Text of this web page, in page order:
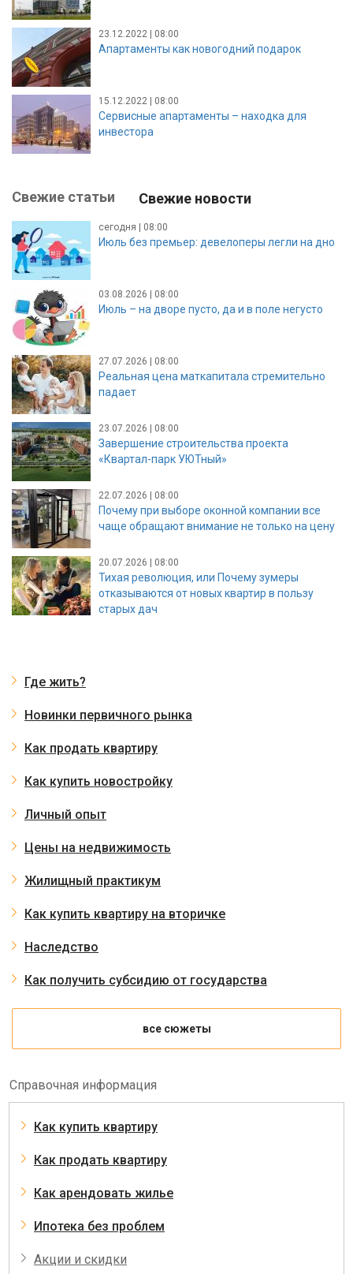
23.12.2022 | 08:00
Апартаменты как новогодний подарок
15.12.2022 | 08:00
Сервисные апартаменты – находка для
инвестора
Свежие статьи Свежие новости
сегодня | 08:00
Июль без премьер: девелоперы легли на дно
03.08.2026 | 08:00
Июль – на дворе пусто, да и в поле негусто
27.07.2026 | 08:00
Реальная цена маткапитала стремительно
падает
23.07.2026 | 08:00
Завершение строительства проекта
«Квартал-парк УЮТный»
22.07.2026 | 08:00
Почему при выборе оконной компании все
чаще обращают внимание не только на цену
20.07.2026 | 08:00
Тихая революция, или Почему зумеры
отказываются от новых квартир в пользу
старых дач
Где жить?
Новинки первичного рынка
Как продать квартиру
Как купить новостройку
Личный опыт
Цены на недвижимость
Жилищный практикум
Как купить квартиру на вторичке
Наследство
Как получить субсидию от государства
все сюжеты
Справочная информация
Как купить квартиру
Как продать квартиру
Как арендовать жилье
Ипотека без проблем
Акции и скидки